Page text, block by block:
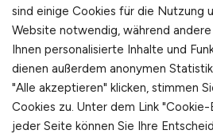
Für Arbeitgeber
Stellenanzeigen schalten
Mediadaten & Konditionen
Arbeitgeber Seite
sind einige Cookies für die Nutzung
Website notwendig, während
Ihnen personalisierte Inhalte und
dienen außerdem anonymen
"Alle akzeptieren" klicken, stimmen
Cookies zu. Unter dem Link
jeder Seite können Sie Ihre